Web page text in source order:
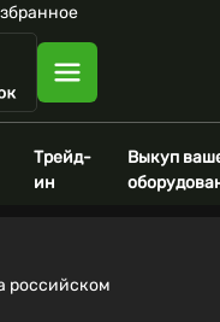
Трейд-
ин
Выкуп
российском